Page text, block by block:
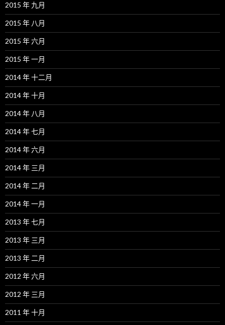
2015 年 九月
2015 年 八月
2015 年 六月
2015 年 一月
2014 年 十二月
2014 年 十月
2014 年 八月
2014 年 七月
2014 年 六月
2014 年 三月
2014 年 二月
2014 年 一月
2013 年 七月
2013 年 三月
2013 年 二月
2012 年 六月
2012 年 三月
2011 年 十月